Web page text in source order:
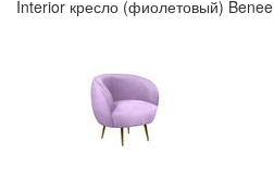
Interior кресло (фиолетовый) Benee